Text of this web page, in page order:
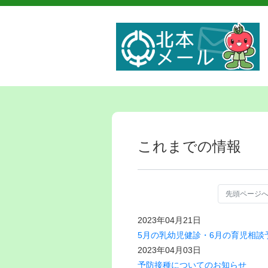
これまでの情報
先頭ページへ
2023年04月21日
5月の乳幼児健診・6月の育児相談
2023年04月03日
予防接種についてのお知らせ